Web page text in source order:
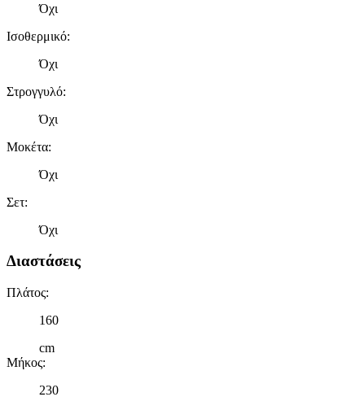
Όχι
Ισοθερμικό:
Όχι
Στρογγυλό:
Όχι
Μοκέτα:
Όχι
Σετ:
Όχι
Διαστάσεις
Πλάτος:
160
cm
Μήκος:
230